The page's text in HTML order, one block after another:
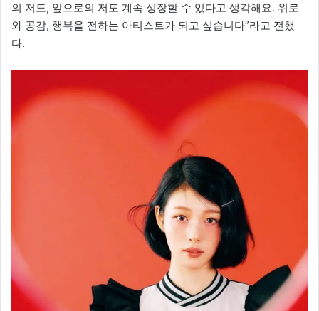
의 저도, 앞으로의 저도 계속 성장할 수 있다고 생각해요. 위로
와 공감, 행복을 전하는 아티스트가 되고 싶습니다”라고 전했
다.